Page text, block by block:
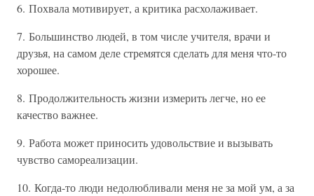
6. Похвала мотивирует, а критика расхолаживает.
7. Большинство людей, в том числе учителя, врачи и
друзья, на самом деле стремятся сделать для меня что-то
хорошее.
8. Продолжительность жизни измерить легче, но ее
качество важнее.
9. Работа может приносить удовольствие и вызывать
чувство самореализации.
10. Когда-то люди недолюбливали меня не за мой ум, а за